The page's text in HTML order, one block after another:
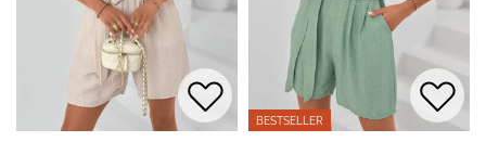
BESTSELLER